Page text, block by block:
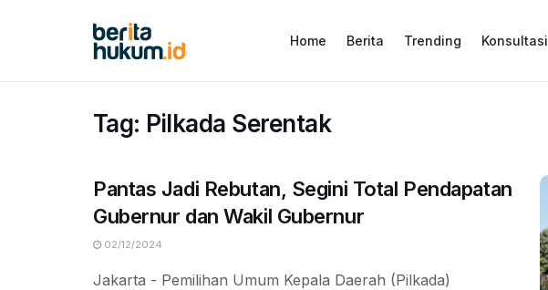
Home Berita Trending Konsultasi
Tag: Pilkada Serentak
Pantas Jadi Rebutan, Segini Total Pendapatan
Gubernur dan Wakil Gubernur
02/12/2024
Jakarta - Pemilihan Umum Kepala Daerah (Pilkada)